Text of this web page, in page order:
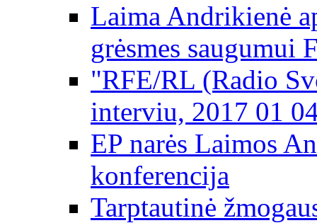
Laima Andrikienė
grėsmes saugumui
"RFE/RL (Radio
interviu, 2017 01
EP narės Laimos
konferencija
Tarptautinė